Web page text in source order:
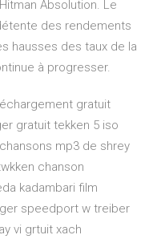
Absolution. Le
des rendements
hausses des taux de la
à progresser.
gratuit
gratuit tekken 5 iso
mp3 de shrey
chanson
kadambari film
speedport w treiber
vi grtuit xach